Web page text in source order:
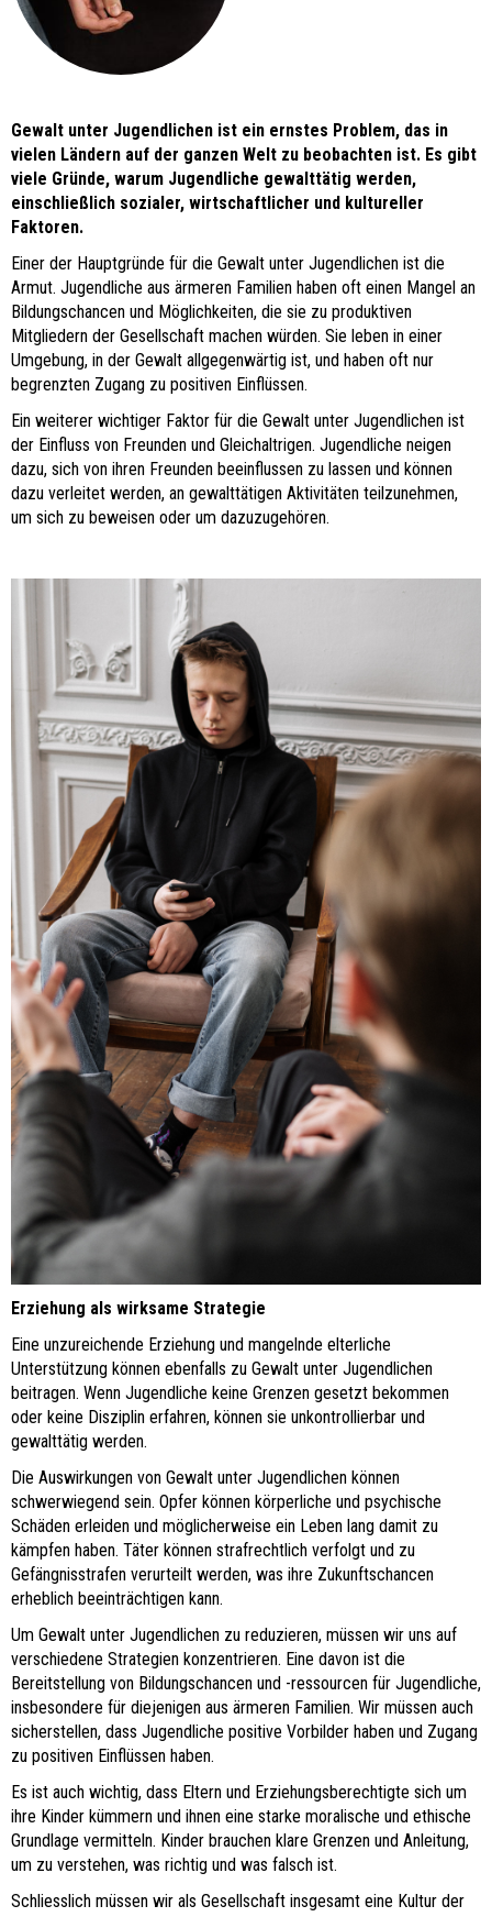
Gewalt unter Jugendlichen ist ein ernstes Problem, das in
vielen Ländern auf der ganzen Welt zu beobachten ist. Es gibt
viele Gründe, warum Jugendliche gewalttätig werden,
einschließlich sozialer, wirtschaftlicher und kultureller
Faktoren.
Einer der Hauptgründe für die Gewalt unter Jugendlichen ist die
Armut. Jugendliche aus ärmeren Familien haben oft einen Mangel an
Bildungschancen und Möglichkeiten, die sie zu produktiven
Mitgliedern der Gesellschaft machen würden. Sie leben in einer
Umgebung, in der Gewalt allgegenwärtig ist, und haben oft nur
begrenzten Zugang zu positiven Einflüssen.
Ein weiterer wichtiger Faktor für die Gewalt unter Jugendlichen ist
der Einfluss von Freunden und Gleichaltrigen. Jugendliche neigen
dazu, sich von ihren Freunden beeinflussen zu lassen und können
dazu verleitet werden, an gewalttätigen Aktivitäten teilzunehmen,
um sich zu beweisen oder um dazuzugehören.
Erziehung als wirksame Strategie
Eine unzureichende Erziehung und mangelnde elterliche
Unterstützung können ebenfalls zu Gewalt unter Jugendlichen
beitragen. Wenn Jugendliche keine Grenzen gesetzt bekommen
oder keine Disziplin erfahren, können sie unkontrollierbar und
gewalttätig werden.
Die Auswirkungen von Gewalt unter Jugendlichen können
schwerwiegend sein. Opfer können körperliche und psychische
Schäden erleiden und möglicherweise ein Leben lang damit zu
kämpfen haben. Täter können strafrechtlich verfolgt und zu
Gefängnisstrafen verurteilt werden, was ihre Zukunftschancen
erheblich beeinträchtigen kann.
Um Gewalt unter Jugendlichen zu reduzieren, müssen wir uns auf
verschiedene Strategien konzentrieren. Eine davon ist die
Bereitstellung von Bildungschancen und -ressourcen für Jugendliche,
insbesondere für diejenigen aus ärmeren Familien. Wir müssen auch
sicherstellen, dass Jugendliche positive Vorbilder haben und Zugang
zu positiven Einflüssen haben.
Es ist auch wichtig, dass Eltern und Erziehungsberechtigte sich um
ihre Kinder kümmern und ihnen eine starke moralische und ethische
Grundlage vermitteln. Kinder brauchen klare Grenzen und Anleitung,
um zu verstehen, was richtig und was falsch ist.
Schliesslich müssen wir als Gesellschaft insgesamt eine Kultur der